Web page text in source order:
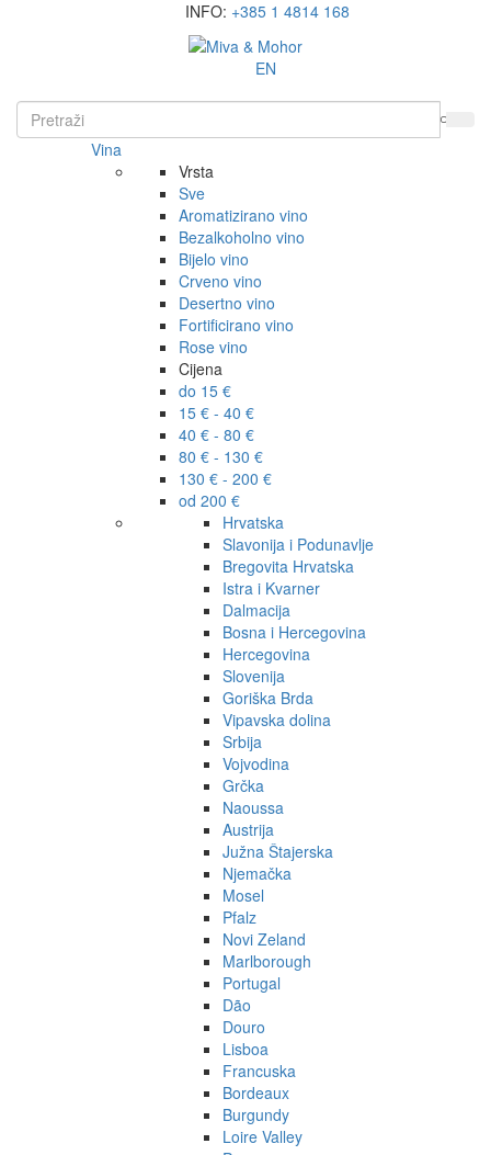
INFO: +385 1 4814 168
EN
Vina
Vrsta
Sve
Aromatizirano vino
Bezalkoholno vino
Bijelo vino
Crveno vino
Desertno vino
Fortificirano vino
Rose vino
Cijena
do 15 €
15 € - 40 €
40 € - 80 €
80 € - 130 €
130 € - 200 €
od 200 €
Hrvatska
Slavonija i Podunavlje
Bregovita Hrvatska
Istra i Kvarner
Dalmacija
Bosna i Hercegovina
Hercegovina
Slovenija
Goriška Brda
Vipavska dolina
Srbija
Vojvodina
Grčka
Naoussa
Austrija
Južna Štajerska
Njemačka
Mosel
Pfalz
Novi Zeland
Marlborough
Portugal
Dão
Douro
Lisboa
Francuska
Bordeaux
Burgundy
Loire Valley